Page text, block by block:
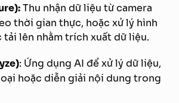
Thu nhận dữ liệu từ camera
thời gian thực, hoặc xử lý hình
lên nhằm trích xuất dữ liệu.
: Ứng dụng AI để xử lý dữ liệu,
hoặc diễn giải nội dung trong